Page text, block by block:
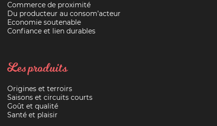
Commerce de proximité
Du producteur au consom’acteur
Economie soutenable
Confiance et lien durables
Les produits
Origines et terroirs
Saisons et circuits courts
Goût et qualité
Santé et plaisir